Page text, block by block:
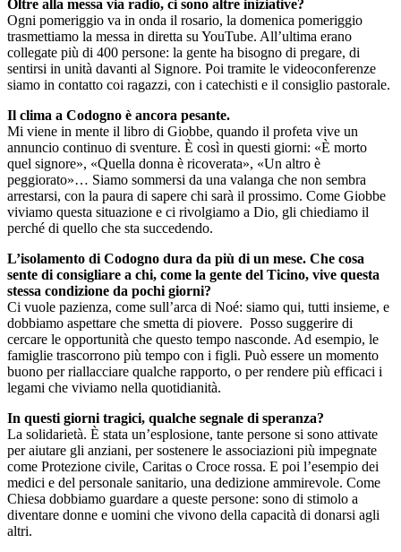
Oltre alla messa via radio, ci sono altre iniziative?
Ogni pomeriggio va in onda il rosario, la domenica pomeriggio
trasmettiamo la messa in diretta su YouTube. All’ultima erano
collegate più di 400 persone: la gente ha bisogno di pregare, di
sentirsi in unità davanti al Signore. Poi tramite le videoconferenze
siamo in contatto coi ragazzi, con i catechisti e il consiglio pastorale.
Il clima a Codogno è ancora pesante.
Mi viene in mente il libro di Giobbe, quando il profeta vive un
annuncio continuo di sventure. È così in questi giorni: «È morto
quel signore», «Quella donna è ricoverata», «Un altro è
peggiorato»… Siamo sommersi da una valanga che non sembra
arrestarsi, con la paura di sapere chi sarà il prossimo. Come Giobbe
viviamo questa situazione e ci rivolgiamo a Dio, gli chiediamo il
perché di quello che sta succedendo.
L’isolamento di Codogno dura da più di un mese. Che cosa
sente di consigliare a chi, come la gente del Ticino, vive questa
stessa condizione da pochi giorni?
Ci vuole pazienza, come sull’arca di Noé: siamo qui, tutti insieme, e
dobbiamo aspettare che smetta di piovere. Posso suggerire di
cercare le opportunità che questo tempo nasconde. Ad esempio, le
famiglie trascorrono più tempo con i figli. Può essere un momento
buono per riallacciare qualche rapporto, o per rendere più efficaci i
legami che viviamo nella quotidianità.
In questi giorni tragici, qualche segnale di speranza?
La solidarietà. È stata un’esplosione, tante persone si sono attivate
per aiutare gli anziani, per sostenere le associazioni più impegnate
come Protezione civile, Caritas o Croce rossa. E poi l’esempio dei
medici e del personale sanitario, una dedizione ammirevole. Come
Chiesa dobbiamo guardare a queste persone: sono di stimolo a
diventare donne e uomini che vivono della capacità di donarsi agli
altri.